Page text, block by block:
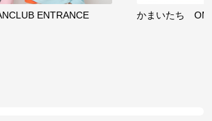
ENTRANCE かまいたち